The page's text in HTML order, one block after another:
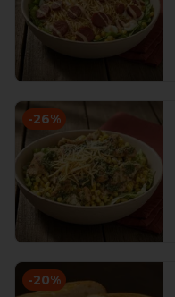
-26%
-20%